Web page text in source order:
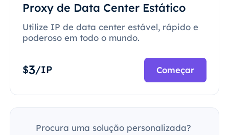
Proxy de Data Center Estático
Utilize IP de data center estável, rápido e
poderoso em todo o mundo.
$3/IP Começar
Procura uma solução personalizada?